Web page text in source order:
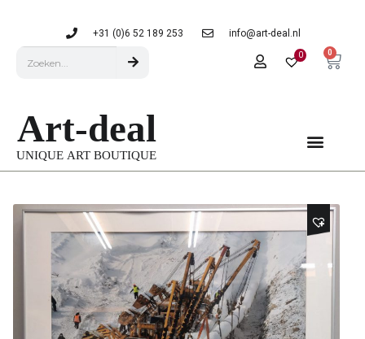
+31 (0)6 52 189 253 info@art-deal.nl
0 0